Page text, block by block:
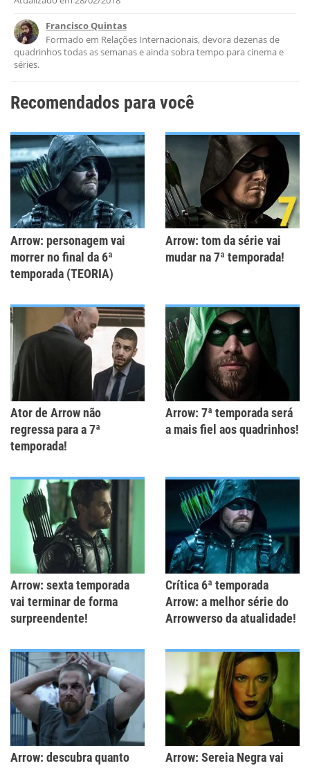
Este conteúdo contém informação incorreta
Este conteúdo não tem a informação que procuro
Francisco Quintas
Formado em Relações Internacionais, devora dezenas de
quadrinhos todas as semanas e ainda sobra tempo para cinema e
séries.
Recomendados para você
Arrow: personagem vai
morrer no final da 6ª
temporada (TEORIA)
Arrow: tom da série vai
mudar na 7ª temporada!
Ator de Arrow não
regressa para a 7ª
temporada!
Arrow: 7ª temporada será
a mais fiel aos quadrinhos!
Arrow: sexta temporada
vai terminar de forma
surpreendente!
Crítica 6ª temporada
Arrow: a melhor série do
Arrowverso da atualidade!
Arrow: descubra quanto
Arrow: Sereia Negra vai